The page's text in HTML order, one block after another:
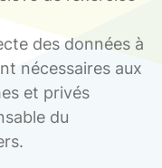
des données à
nécessaires aux
et privés
du